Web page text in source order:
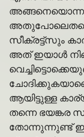
അങ്ങനെയൊന്നും
സീക്രട്ട്സും
അത് ഇയാൾ
ആയിട്ടുള്ള
തന്നെ ഭയങ്കര
തോന്നുന്നുണ്ട്